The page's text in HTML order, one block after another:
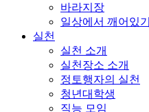
바라지장
일상에서 깨어있기
실천
실천 소개
실천장소 소개
정토행자의 실천
청년대학생
직능 모임